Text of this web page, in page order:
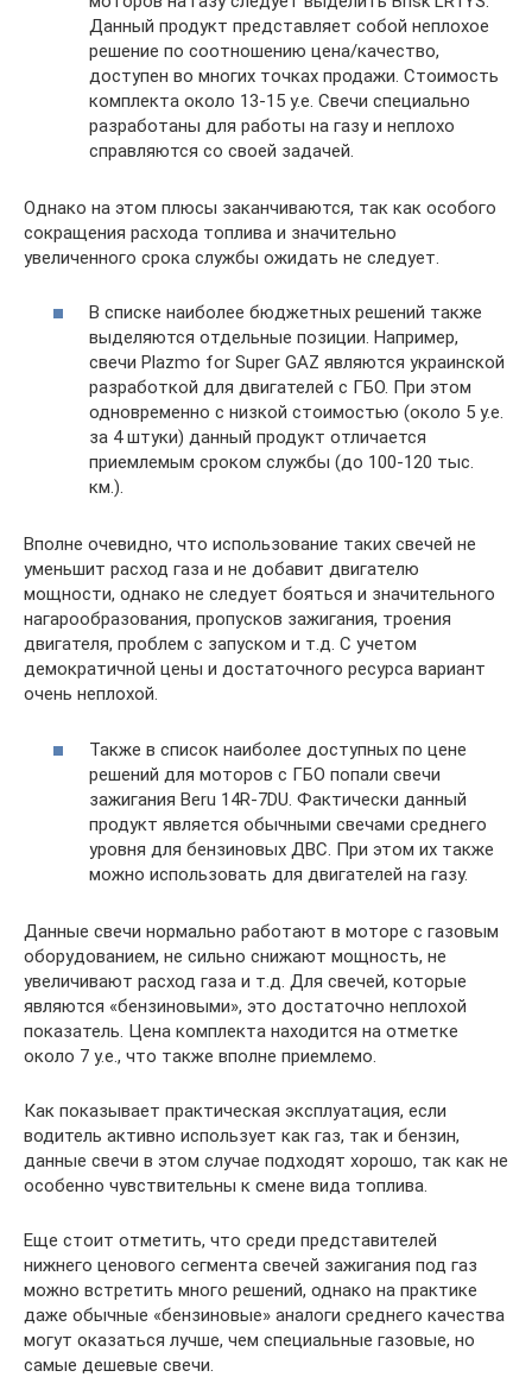
Данный продукт представляет собой неплохое
решение по соотношению цена/качество,
доступен во многих точках продажи. Стоимость
комплекта около 13-15 у.е. Свечи специально
разработаны для работы на газу и неплохо
справляются со своей задачей.
Однако на этом плюсы заканчиваются, так как особого
сокращения расхода топлива и значительно
увеличенного срока службы ожидать не следует.
В списке наиболее бюджетных решений также
выделяются отдельные позиции. Например,
свечи Plazmo for Super GAZ являются украинской
разработкой для двигателей с ГБО. При этом
одновременно с низкой стоимостью (около 5 у.е.
за 4 штуки) данный продукт отличается
приемлемым сроком службы (до 100-120 тыс.
км.).
Вполне очевидно, что использование таких свечей не
уменьшит расход газа и не добавит двигателю
мощности, однако не следует бояться и значительного
нагарообразования, пропусков зажигания, троения
двигателя, проблем с запуском и т.д. С учетом
демократичной цены и достаточного ресурса вариант
очень неплохой.
Также в список наиболее доступных по цене
решений для моторов с ГБО попали свечи
зажигания Beru 14R-7DU. Фактически данный
продукт является обычными свечами среднего
уровня для бензиновых ДВС. При этом их также
можно использовать для двигателей на газу.
Данные свечи нормально работают в моторе с газовым
оборудованием, не сильно снижают мощность, не
увеличивают расход газа и т.д. Для свечей, которые
являются «бензиновыми», это достаточно неплохой
показатель. Цена комплекта находится на отметке
около 7 у.е., что также вполне приемлемо.
Как показывает практическая эксплуатация, если
водитель активно использует как газ, так и бензин,
данные свечи в этом случае подходят хорошо, так как не
особенно чувствительны к смене вида топлива.
Еще стоит отметить, что среди представителей
нижнего ценового сегмента свечей зажигания под газ
можно встретить много решений, однако на практике
даже обычные «бензиновые» аналоги среднего качества
могут оказаться лучше, чем специальные газовые, но
самые дешевые свечи.